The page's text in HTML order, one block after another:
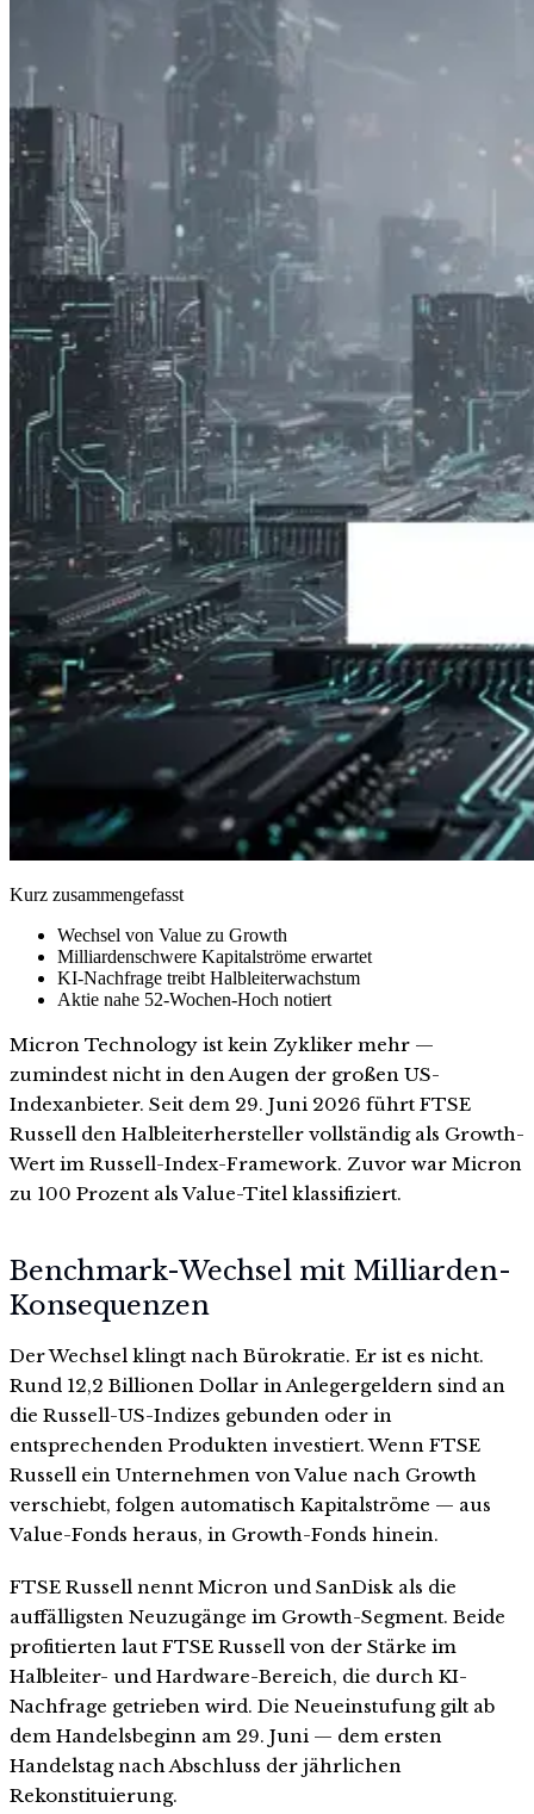
Kurz zusammengefasst
Wechsel von Value zu Growth
Milliardenschwere Kapitalströme erwartet
KI-Nachfrage treibt Halbleiterwachstum
Aktie nahe 52-Wochen-Hoch notiert
Micron Technology ist kein Zykliker mehr —
zumindest nicht in den Augen der großen US-
Indexanbieter. Seit dem 29. Juni 2026 führt FTSE
Russell den Halbleiterhersteller vollständig als Growth-
Wert im Russell-Index-Framework. Zuvor war Micron
zu 100 Prozent als Value-Titel klassifiziert.
Benchmark-Wechsel mit Milliarden-
Konsequenzen
Der Wechsel klingt nach Bürokratie. Er ist es nicht.
Rund 12,2 Billionen Dollar in Anlegergeldern sind an
die Russell-US-Indizes gebunden oder in
entsprechenden Produkten investiert. Wenn FTSE
Russell ein Unternehmen von Value nach Growth
verschiebt, folgen automatisch Kapitalströme — aus
Value-Fonds heraus, in Growth-Fonds hinein.
FTSE Russell nennt Micron und SanDisk als die
auffälligsten Neuzugänge im Growth-Segment. Beide
profitierten laut FTSE Russell von der Stärke im
Halbleiter- und Hardware-Bereich, die durch KI-
Nachfrage getrieben wird. Die Neueinstufung gilt ab
dem Handelsbeginn am 29. Juni — dem ersten
Handelstag nach Abschluss der jährlichen
Rekonstituierung.